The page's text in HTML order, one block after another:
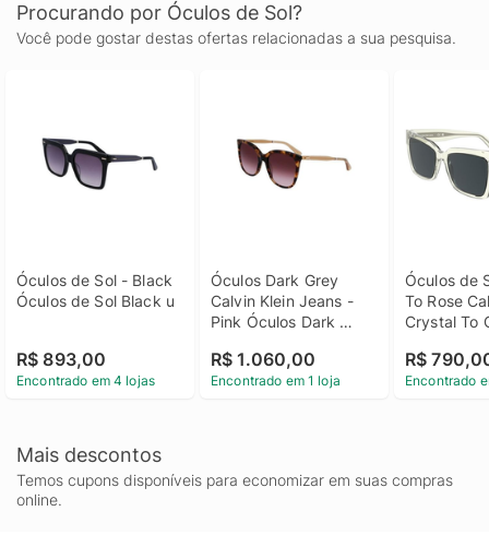
Procurando por Óculos de Sol?
Você pode gostar destas ofertas relacionadas a sua pesquisa.
Óculos de Sol - Black
Óculos de Sol Black u
R$ 893,00
Encontrado em 4 lojas
Óculos Dark Grey
Calvin Klein Jeans -
Pink Óculos Dark
Jeans Pink u
R$ 1.060,00
Encontrado em 1 loja
Óculos de
To Rose
Crystal To
To Rose
Crystal To
R$
Encontrado
Mais descontos
Temos cupons disponíveis para economizar em suas compras
online.